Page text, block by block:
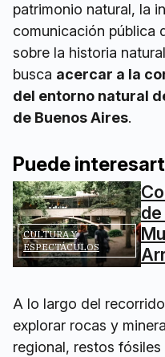
patrimonio natural, la
comunicación pública
sobre la historia
busca acercar a la
del entorno natural
de Buenos Aires.
Puede
CULTURA Y
ESPECTÁCULOS
A lo largo del
explorar rocas y
regional, restos